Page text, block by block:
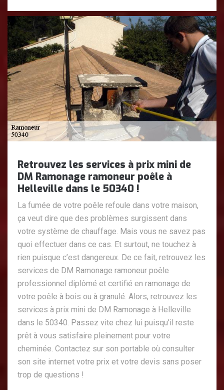
Retrouvez les services à prix mini de
DM Ramonage ramoneur poêle à
Helleville dans le 50340 !
La fumée de votre poêle refoule dans votre maison,
ça veut dire que des problèmes surgissent dans
votre système de chauffage. Mais vous ne savez pas
quoi effectuer dans ce cas. Et surtout, ne touchez à
rien puisque c’est dangereux. De ce fait, retrouvez les
services de DM Ramonage ramoneur poêle
professionnel diplômé et certifié en ramonage de
votre poêle à bois ou à granulé. Alors, retrouvez les
services à prix mini de DM Ramonage à Helleville
dans le 50340. Passez vite chez lui puisqu’il reste
prêt à vous satisfaire pleinement pour votre
cheminée. Contactez sur son portable où consulter
son site internet votre prix et votre devis sans poser
trop de questions !